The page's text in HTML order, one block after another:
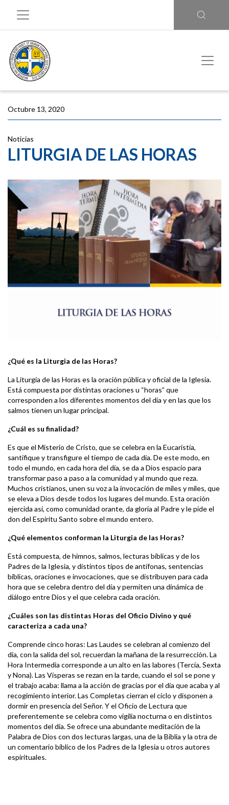
Octubre 13, 2020
Noticias
LITURGIA DE LAS HORAS
¿Qué es la Liturgia de las Horas?
La Liturgia de las Horas es la oración pública y oficial de la Iglesia.
Está compuesta por distintas oraciones u “horas” que
corresponden a los diferentes momentos del día y en las que los
salmos tienen un lugar principal.
¿Cuál es su finalidad?
Es que el Misterio de Cristo, que se celebra en la Eucaristía,
santifique y transfigure el tiempo de cada día. De este modo, en
todo el mundo, en cada hora del día, se da a Dios espacio para
transformar paso a paso a la comunidad y al mundo que reza.
Muchos cristianos, unen su voz a la invocación de miles y miles, que
se eleva a Dios desde todos los lugares del mundo. Esta oración
ejercida así, como comunidad orante, da gloria al Padre y le pide el
don del Espíritu Santo sobre el mundo entero.
¿Qué elementos conforman la Liturgia de las Horas?
Está compuesta, de himnos, salmos, lecturas bíblicas y de los
Padres de la Iglesia, y distintos tipos de antífonas, sentencias
bíblicas, oraciones e invocaciones, que se distribuyen para cada
hora que se celebra dentro del día y permiten una dinámica de
diálogo entre Dios y el que celebra cada oración.
¿Cuáles son las distintas Horas del Oficio Divino y qué
caracteriza a cada una?
Comprende cinco horas: Las Laudes se celebran al comienzo del
día, con la salida del sol, recuerdan la mañana de la resurrección. La
Hora Intermedia corresponde a un alto en las labores (Tercia, Sexta
y Nona). Las Vísperas se rezan en la tarde, cuando el sol se pone y
el trabajo acaba: llama a la acción de gracias por el día que acaba y al
recogimiento interior. Las Completas cierran el ciclo y disponen a
dormir en presencia del Señor. Y el Oficio de Lectura que
preferentemente se celebra como vigilia nocturna o en distintos
momentos del día. Se ofrece una abundante meditación de la
Palabra de Dios con dos lecturas largas, una de la Biblia y la otra de
un comentario bíblico de los Padres de la Iglesia u otros autores
espirituales.